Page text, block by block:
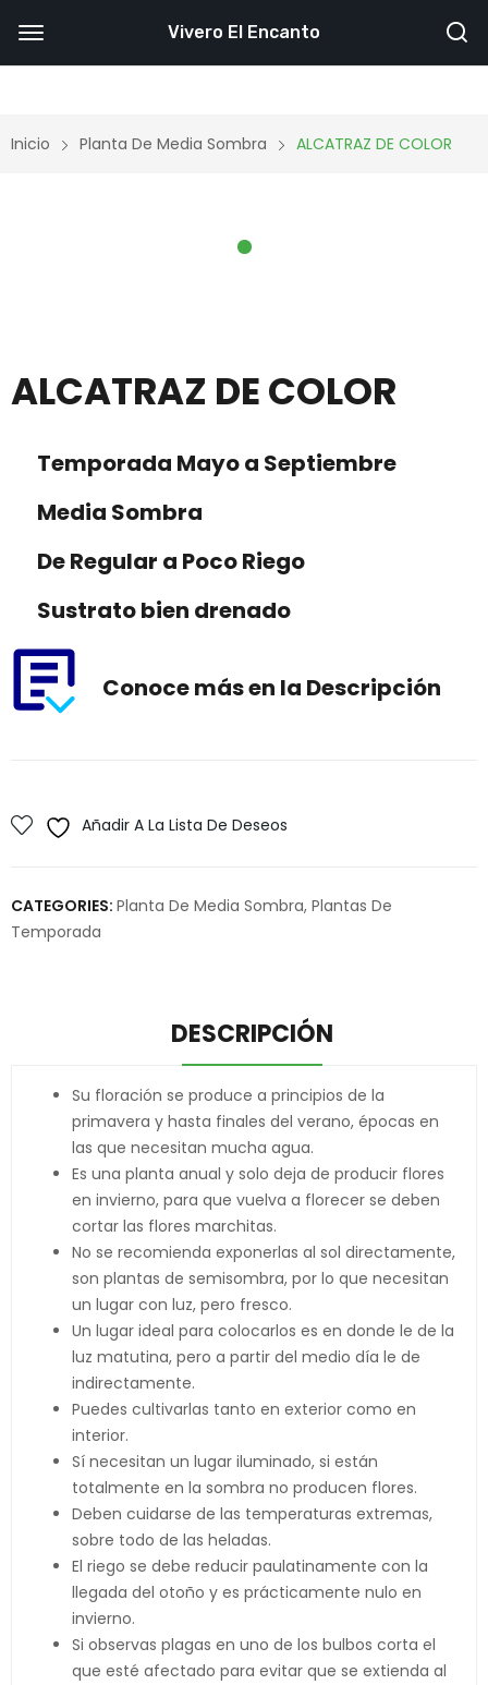
Inicio Planta De Media Sombra ALCATRAZ DE COLOR
ALCATRAZ DE COLOR
Temporada Mayo a Septiembre
Media Sombra
De Regular a Poco Riego
Sustrato bien drenado
Conoce más en la Descripción
Añadir A La Lista De Deseos
CATEGORIES: Planta De Media Sombra, Plantas De
Temporada
DESCRIPCIÓN
Su floración se produce a principios de la
primavera y hasta finales del verano, épocas en
las que necesitan mucha agua.
Es una planta anual y solo deja de producir flores
en invierno, para que vuelva a florecer se deben
cortar las flores marchitas.
No se recomienda exponerlas al sol directamente,
son plantas de semisombra, por lo que necesitan
un lugar con luz, pero fresco.
Un lugar ideal para colocarlos es en donde le de la
luz matutina, pero a partir del medio día le de
indirectamente.
Puedes cultivarlas tanto en exterior como en
interior.
Sí necesitan un lugar iluminado, si están
totalmente en la sombra no producen flores.
Deben cuidarse de las temperaturas extremas,
sobre todo de las heladas.
El riego se debe reducir paulatinamente con la
llegada del otoño y es prácticamente nulo en
invierno.
Si observas plagas en uno de los bulbos corta el
que esté afectado para evitar que se extienda al
Vivero El Encanto